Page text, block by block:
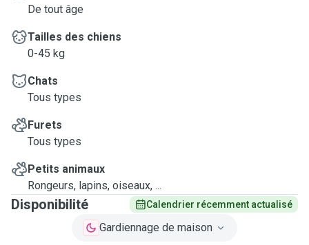
De tout âge
Tailles des chiens
0-45 kg
Chats
Tous types
Furets
Tous types
Petits animaux
Rongeurs, lapins, oiseaux, ...
Disponibilité Calendrier récemment actualisé
Gardiennage de maison